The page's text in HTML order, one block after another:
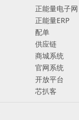
正能量电子网
正能量ERP
配单
供应链
商城系统
官网系统
开放平台
芯扒客